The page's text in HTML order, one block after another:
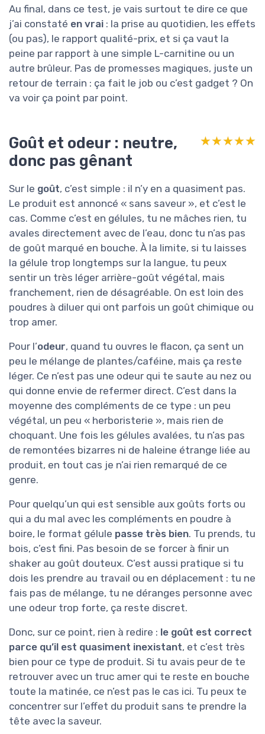
Au final, dans ce test, je vais surtout te dire ce que
j’ai constaté en vrai : la prise au quotidien, les effets
(ou pas), le rapport qualité-prix, et si ça vaut la
peine par rapport à une simple L-carnitine ou un
autre brûleur. Pas de promesses magiques, juste un
retour de terrain : ça fait le job ou c’est gadget ? On
va voir ça point par point.
Goût et odeur : neutre,
donc pas gênant
★★★★★
★★★★★
Sur le goût, c’est simple : il n’y en a quasiment pas.
Le produit est annoncé « sans saveur », et c’est le
cas. Comme c’est en gélules, tu ne mâches rien, tu
avales directement avec de l’eau, donc tu n’as pas
de goût marqué en bouche. À la limite, si tu laisses
la gélule trop longtemps sur la langue, tu peux
sentir un très léger arrière-goût végétal, mais
franchement, rien de désagréable. On est loin des
poudres à diluer qui ont parfois un goût chimique ou
trop amer.
Pour l’odeur, quand tu ouvres le flacon, ça sent un
peu le mélange de plantes/caféine, mais ça reste
léger. Ce n’est pas une odeur qui te saute au nez ou
qui donne envie de refermer direct. C’est dans la
moyenne des compléments de ce type : un peu
végétal, un peu « herboristerie », mais rien de
choquant. Une fois les gélules avalées, tu n’as pas
de remontées bizarres ni de haleine étrange liée au
produit, en tout cas je n’ai rien remarqué de ce
genre.
Pour quelqu’un qui est sensible aux goûts forts ou
qui a du mal avec les compléments en poudre à
boire, le format gélule passe très bien. Tu prends, tu
bois, c’est fini. Pas besoin de se forcer à finir un
shaker au goût douteux. C’est aussi pratique si tu
dois les prendre au travail ou en déplacement : tu ne
fais pas de mélange, tu ne déranges personne avec
une odeur trop forte, ça reste discret.
Donc, sur ce point, rien à redire : le goût est correct
parce qu’il est quasiment inexistant, et c’est très
bien pour ce type de produit. Si tu avais peur de te
retrouver avec un truc amer qui te reste en bouche
toute la matinée, ce n’est pas le cas ici. Tu peux te
concentrer sur l’effet du produit sans te prendre la
tête avec la saveur.